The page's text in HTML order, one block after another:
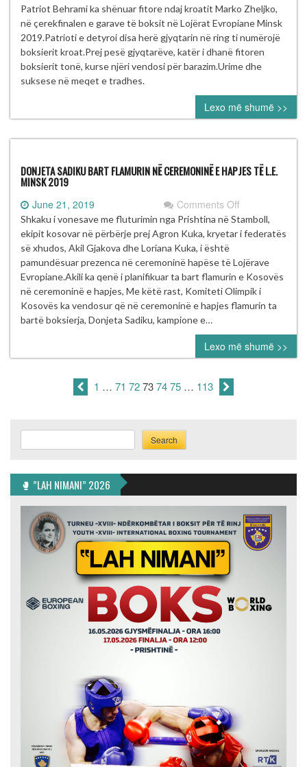
Fitore
bindëse
e
Patriot
Behramit
në
çerekfinale
Patriot Behrami ka shënuar fitore ndaj kroatit Marko Zheljko,
në çerekfinalen e garave të boksit në Lojërat Evropiane Minsk
2019.Patrioti e detyroi disa herë gjyqtarin në ring ti numërojë
boksierit kroat.Prej pesë gjyqtarëve, katër i dhanë fitoren
boksierit tonë, kurse njëri vendosi për barazim.Urime dhe
suksese në meqet e tradhes.
Lexo më shumë >>
DONJETA SADIKU BART FLAMURIN NË CEREMONINË E HAPJES TË L.E.
MINSK 2019
June 21, 2019 Comments Offon
DONJETA
SADIKU
FLAMURIN
NË
CEREMONINË
E
TË
L.E.
MINSK
Shkaku i vonesave me fluturimin nga Prishtina në Stamboll,
ekipit kosovar në përbërje prej Agron Kuka, kryetar i federatës
së xhudos, Akil Gjakova dhe Loriana Kuka, i është
pamundësuar prezenca në ceremoninë hapëse të Lojërave
Evropiane.Akili ka qenë i planifikuar ta bart flamurin e Kosovës
në ceremoninë e hapjes, Me këtë rast, Komiteti Olimpik i
Kosovës ka vendosur që në ceremoninë e hapjes flamurin ta
bartë boksierja, Donjeta Sadiku, kampione e…
Lexo më shumë >>
1 … 71 72737475 … 113
Search Search
🥊 ”LAH NIMANI” 2026